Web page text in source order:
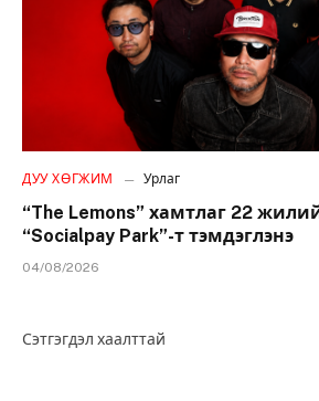
ДУУ ХӨГЖИМ Урлаг
“The Lemons” хамтлаг 22
“Socialpay Park”-т тэмдэглэнэ
04/08/2026
Сэтгэгдэл хаалттай